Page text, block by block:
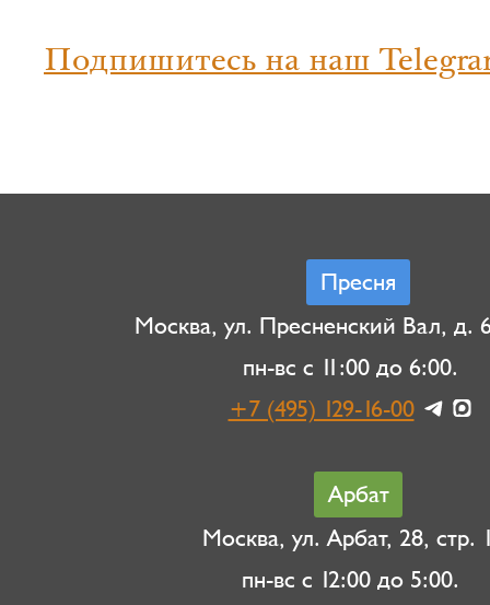
Подпишитесь на наш
Пресня
Москва, ул. Пресненский Вал, д.
пн-вс с 11:00 до 6:00.
+7 (495) 129-16-00
Арбат
Москва, ул. Арбат, 28, стр.
пн-вс с 12:00 до 5:00.